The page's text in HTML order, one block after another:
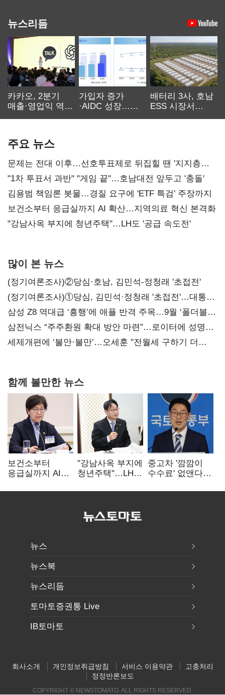
뉴스리듬
카카오, 2분기
매출·영업익 역대
가입자 증가
·AIDC 성장…
배터리 3사, 호남
ESS 시장서
주요 뉴스
문제는 전대 이후…선호투표제로 뒤집힐 땐 '지지층
불복'
"1차 투표서 과반" "게임 끝"…호남대전 앞두고 '충돌'
김용범 책임론 봇물…경질 요구에 'ETF 특검' 주장까지
보건소부터 응급실까지 AI 확산…지역의료 혁신 본격화
"강남사옥 부지에 청년주택"…LH도 '공급 속도전'
많이 본 뉴스
(정기여론조사)②당심·호남, 김민석-정청래 '초접전'
(정기여론조사)①당심, 김민석·정청래 '초접전'…대통령
지지도 '50% 아래로'(종합)
삼성 Z8 역대급 ‘흥행’에 애플 반격 주목…9월 ‘폴더블
대전’
삼전닉스 “주주환원 확대 방안 마련”…로이터에 성명
보내
세제개편에 ‘불안·불만’…오세훈 "전월세 구하기 더
함께 볼만한 뉴스
보건소부터
응급실까지 AI
혁신 본격화
"강남사옥 부지에
청년주택"…LH도
중고차 '깜깜이
수수료' 없앤다…
생기면 환불
뉴스
뉴스북
뉴스리듬
토마토증권통 Live
IB토마토
회사소개 개인정보취급방침 서비스 이용약관
고충처리
정정반론보도
COPYRIGHT © NEWSTOMATO. ALL RIGHTS RESERVED.